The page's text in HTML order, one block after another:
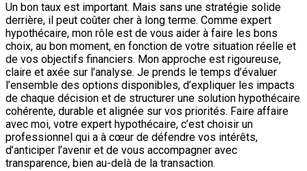
Un bon taux est important. Mais sans une stratégie solide
derrière, il peut coûter cher à long terme. Comme expert
hypothécaire, mon rôle est de vous aider à faire les bons
choix, au bon moment, en fonction de votre situation réelle et
de vos objectifs financiers. Mon approche est rigoureuse,
claire et axée sur l’analyse. Je prends le temps d’évaluer
l’ensemble des options disponibles, d’expliquer les impacts
de chaque décision et de structurer une solution hypothécaire
cohérente, durable et alignée sur vos priorités. Faire affaire
avec moi, votre expert hypothécaire, c’est choisir un
professionnel qui a à cœur de défendre vos intérêts,
d’anticiper l’avenir et de vous accompagner avec
transparence, bien au-delà de la transaction.